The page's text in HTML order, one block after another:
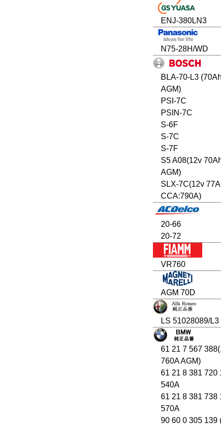
ENJ-380LN3
N75-28H/WD
BLA-70-L3
AGM)
PSI-7C
PSIN-7C
S-6F
S-7C
S-7F
S5 A08(12v
AGM)
SLX-7C(12v
CCA:790A)
20-66
20-72
VR760
AGM 70D
LS 51028089/
61 21 7 567
760A AGM)
61 21 8 381 720
540A
61 21 8 381 738
570A
90 60 0 305 139